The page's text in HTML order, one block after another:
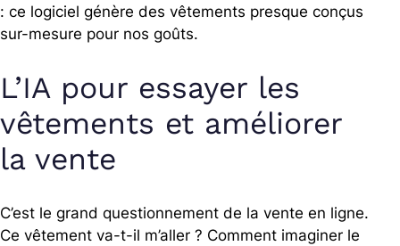
: ce logiciel génère des vêtements presque conçus
sur-mesure pour nos goûts.
L’IA pour essayer les
vêtements et améliorer
la vente
C’est le grand questionnement de la vente en ligne.
Ce vêtement va-t-il m’aller ? Comment imaginer le